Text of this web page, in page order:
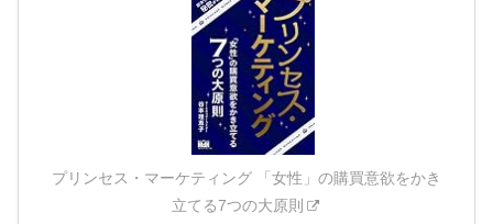
プリンセス・マーケティング 「女性」の購買意欲をかき
立てる7つの大原則